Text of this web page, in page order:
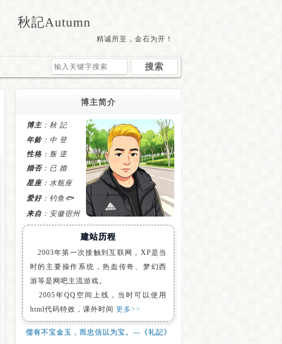
秋記Autumn
精诚所至，金石为开！
博主简介
博主：秋 記
年龄：中 登
性格 ：叛 逆
婚否：已 婚
星座：水瓶座
爱好：钓鱼🐟
来自 ：安徽宿州
建站历程
2003年第一次接触到互联网，XP是当
时的主要操作系统，热血传奇、梦幻西
游等是网吧主流游戏。
2005年QQ空间上线，当时可以使用
html代码特效，课外时间 更多>>
儒有不宝金玉，而忠信以为宝。—《礼記》